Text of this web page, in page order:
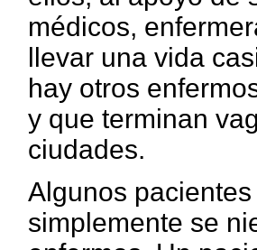
médicos,
llevar una vida
hay otros
y que terminan
ciudades.
Algunos
simplemente se